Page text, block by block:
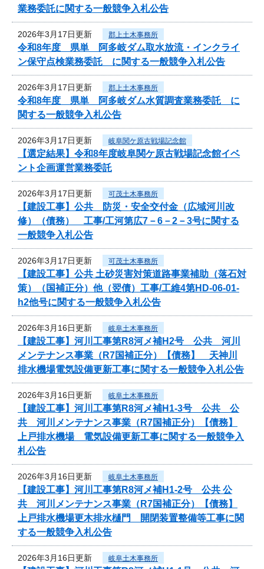
業務委託に関する一般競争入札公告
2026年3月17日更新 郡上土木事務所
令和8年度 県単 阿多岐ダム取水放流・インクライ
ン保守点検業務委託 に関する一般競争入札公告
2026年3月17日更新 郡上土木事務所
令和8年度 県単 阿多岐ダム水質調査業務委託 に
関する一般競争入札公告
2026年3月17日更新 岐阜関ケ原古戦場記念館
【選定結果】令和8年度岐阜関ケ原古戦場記念館イベ
ント企画運営業務委託
2026年3月17日更新 可茂土木事務所
【建設工事】公共 防災・安全交付金（広域河川改
修）（債務） 工事/工河第広7－6－2－3号に関する
一般競争入札公告
2026年3月17日更新 可茂土木事務所
【建設工事】公共 土砂災害対策道路事業補助（落石対
策）（国補正分）他（翌債）工事/工維4第HD-06-01-
h2他号に関する一般競争入札公告
2026年3月16日更新 岐阜土木事務所
【建設工事】河川工事第R8河メ補H2号 公共 河川
メンテナンス事業（R7国補正分）【債務】 天神川
排水機場電気設備更新工事に関する一般競争入札公告
2026年3月16日更新 岐阜土木事務所
【建設工事】河川工事第R8河メ補H1-3号 公共 公
共 河川メンテナンス事業（R7国補正分）【債務】
上戸排水機場 電気設備更新工事に関する一般競争入
札公告
2026年3月16日更新 岐阜土木事務所
【建設工事】河川工事第R8河メ補H1-2号 公共 公
共 河川メンテナンス事業（R7国補正分）【債務】
上戸排水機場更木排水樋門 開閉装置整備等工事に関
する一般競争入札公告
2026年3月16日更新 岐阜土木事務所